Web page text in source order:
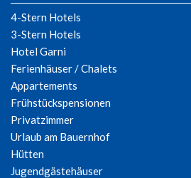
4-Stern Hotels
3-Stern Hotels
Hotel Garni
Ferienhäuser / Chalets
Appartements
Frühstückspensionen
Privatzimmer
Urlaub am Bauernhof
Hütten
Jugendgästehäuser